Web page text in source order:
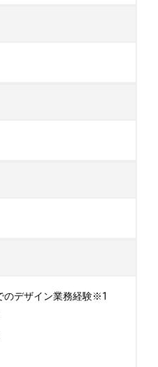
のデザイン業務経験※1